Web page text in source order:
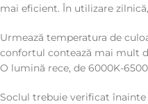
mai eficient. În utilizare
Urmează temperatura de
confortul contează mai mult
O lumină rece, de 6000K-
Soclul trebuie verificat înainte